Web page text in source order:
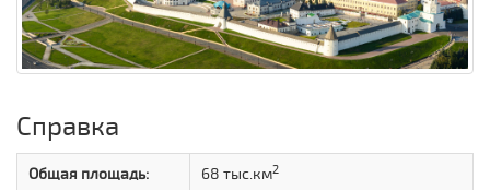
Справка
Общая площадь: 68 тыс.км2